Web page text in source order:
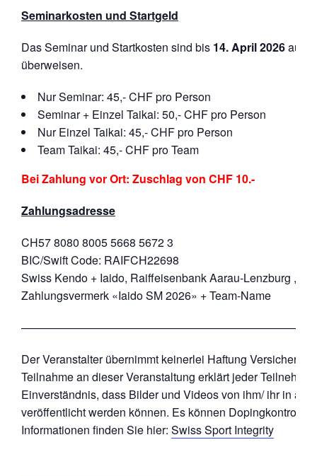
Seminarkosten und Startgeld
Das Seminar und Startkosten sind bis 14. April 2026auf
überweisen.
Nur Seminar: 45,- CHF pro Person
Seminar + Einzel Taikai: 50,- CHF pro Person
Nur Einzel Taikai: 45,- CHF pro Person
Team Taikai: 45,- CHF pro Team
Bei Zahlung vor Ort: Zuschlag von CHF 10.-
Zahlungsadresse
CH57 8080 8005 5668 5672 3
BIC/Swift Code: RAIFCH22698
Swiss Kendo + Iaido, Raiffeisenbank Aarau-Lenzburg ,
Zahlungsvermerk «Iaido SM 2026» + Team-Name
Der Veranstalter übernimmt keinerlei Haftung
Teilnahme an dieser Veranstaltung erklärt jeder
Einverständnis, dass Bilder und Videos von ihm/ ihr in
veröffentlicht werden können. Es können
Informationen finden Sie hier: Swiss Sport Integrity